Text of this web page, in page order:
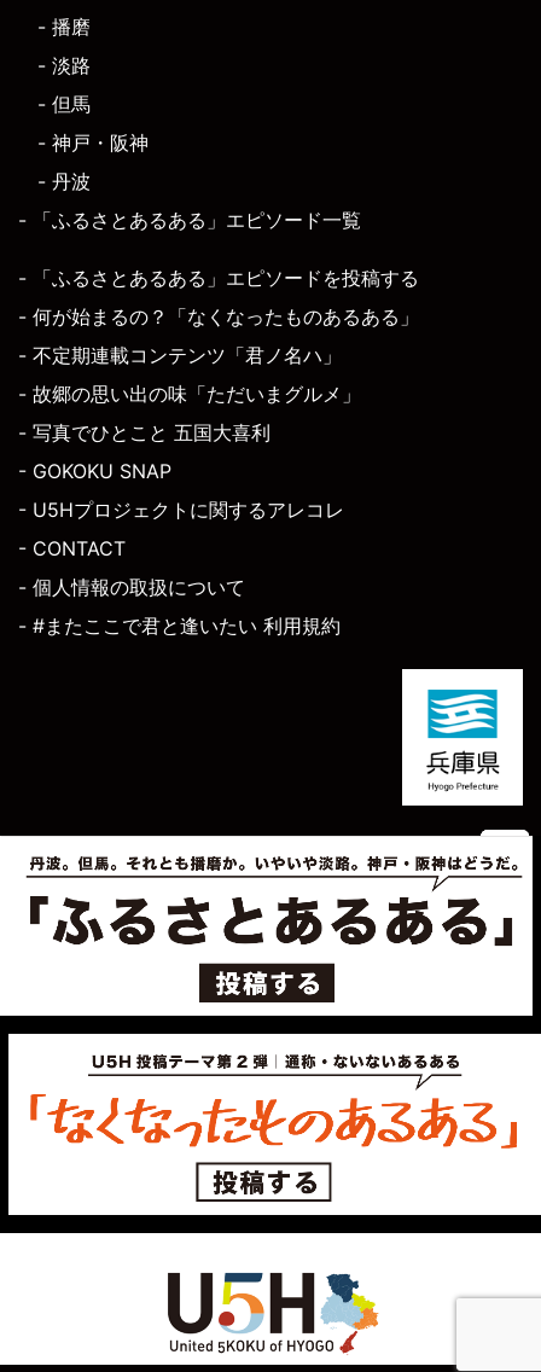
- 播磨
- 淡路
- 但馬
- 神戸・阪神
- 丹波
- 「ふるさとあるある」エピソード一覧
- 「ふるさとあるある」エピソードを投稿する
- 何が始まるの？「なくなったものあるある」
- 不定期連載コンテンツ「君ノ名ハ」
- 故郷の思い出の味「ただいまグルメ」
- 写真でひとこと 五国大喜利
- GOKOKU SNAP
- U5Hプロジェクトに関するアレコレ
- CONTACT
- 個人情報の取扱について
- #またここで君と逢いたい 利用規約